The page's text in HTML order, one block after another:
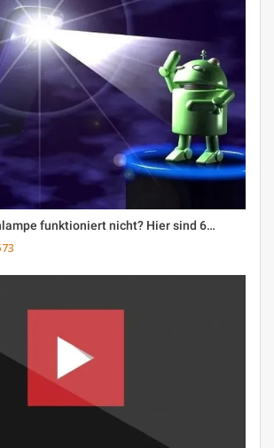
funktioniert nicht? Hier sind 6…